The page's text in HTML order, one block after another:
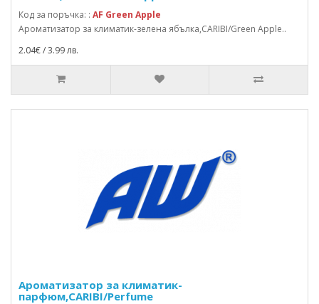
Код за поръчка: : AF Green Apple
Ароматизатор за климатик-зелена ябълка,CARIBI/Green Apple..
2.04€ / 3.99 лв.
Ароматизатор за климатик-
парфюм,CARIBI/Perfume